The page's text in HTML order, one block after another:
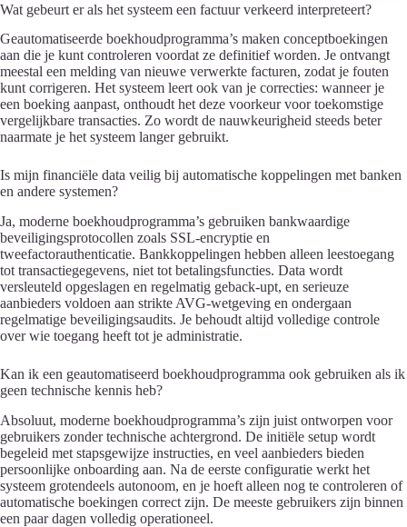
Wat gebeurt er als het systeem een factuur verkeerd interpreteert?
Geautomatiseerde boekhoudprogramma’s maken conceptboekingen
aan die je kunt controleren voordat ze definitief worden. Je ontvangt
meestal een melding van nieuwe verwerkte facturen, zodat je fouten
kunt corrigeren. Het systeem leert ook van je correcties: wanneer je
een boeking aanpast, onthoudt het deze voorkeur voor toekomstige
vergelijkbare transacties. Zo wordt de nauwkeurigheid steeds beter
naarmate je het systeem langer gebruikt.
Is mijn financiële data veilig bij automatische koppelingen met banken
en andere systemen?
Ja, moderne boekhoudprogramma’s gebruiken bankwaardige
beveiligingsprotocollen zoals SSL-encryptie en
tweefactorauthenticatie. Bankkoppelingen hebben alleen leestoegang
tot transactiegegevens, niet tot betalingsfuncties. Data wordt
versleuteld opgeslagen en regelmatig geback-upt, en serieuze
aanbieders voldoen aan strikte AVG-wetgeving en ondergaan
regelmatige beveiligingsaudits. Je behoudt altijd volledige controle
over wie toegang heeft tot je administratie.
Kan ik een geautomatiseerd boekhoudprogramma ook gebruiken als ik
geen technische kennis heb?
Absoluut, moderne boekhoudprogramma’s zijn juist ontworpen voor
gebruikers zonder technische achtergrond. De initiële setup wordt
begeleid met stapsgewijze instructies, en veel aanbieders bieden
persoonlijke onboarding aan. Na de eerste configuratie werkt het
systeem grotendeels autonoom, en je hoeft alleen nog te controleren of
automatische boekingen correct zijn. De meeste gebruikers zijn binnen
een paar dagen volledig operationeel.